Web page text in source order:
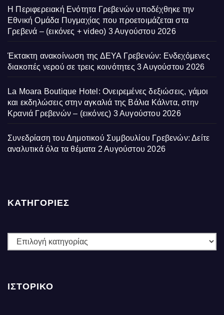
Η Περιφερειακή Ενότητα Γρεβενών υποδέχθηκε την
Εθνική Ομάδα Πυγμαχίας που προετοιμάζεται στα
Γρεβενά – (εικόνες + video) 3 Αυγούστου 2026
Έκτακτη ανακοίνωση της ΔΕΥΑ Γρεβενών: Ενδεχόμενες
διακοπές νερού σε τρεις κοινότητες 3 Αυγούστου 2026
La Moara Boutique Hotel: Ονειρεμένες δεξιώσεις, γάμοι
και εκδηλώσεις στην αγκαλιά της Βάλια Κάλντα, στην
Κρανιά Γρεβενών – (εικόνες) 3 Αυγούστου 2026
Συνεδρίαση του Δημοτικού Συμβουλίου Γρεβενών: Δείτε
αναλυτικά όλα τα θέματα 2 Αυγούστου 2026
ΚΑΤΗΓΟΡΙΕΣ
ΚΑΤΗΓΟΡΙΕΣ
ΙΣΤΟΡΙΚΌ